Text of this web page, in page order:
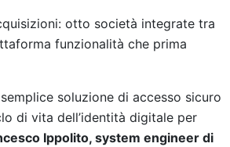
otto società integrate tra
funzionalità che prima
soluzione di accesso sicuro
di vita dell’identità digitale per
Ippolito, system engineer di